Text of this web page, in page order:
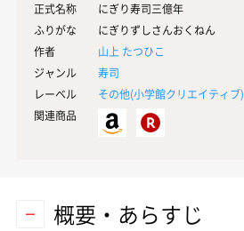
正式名称
にぎり寿司三億年
ふりがな
にぎりずしさんおくねん
作者
山上 たつひこ
ジャンル
寿司
レーベル
その他(小学館クリエイティブ)
関連商品
概要・あらすじ